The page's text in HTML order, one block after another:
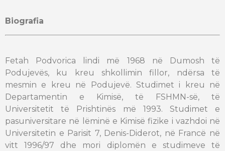
Biografia
Fetah Podvorica lindi më 1968 në Dumosh të
Podujevës, ku kreu shkollimin fillor, ndërsa të
mesmin e kreu në Podujevë. Studimet i kreu në
Departamentin e Kimisë, të FSHMN-së, të
Universitetit të Prishtinës më 1993. Studimet e
pasuniversitare në lëminë e Kimisë fizike i vazhdoi në
Universitetin e Parisit 7, Denis-Diderot, në Francë në
vitt 1996/97 dhe mori diplomën e studimeve të